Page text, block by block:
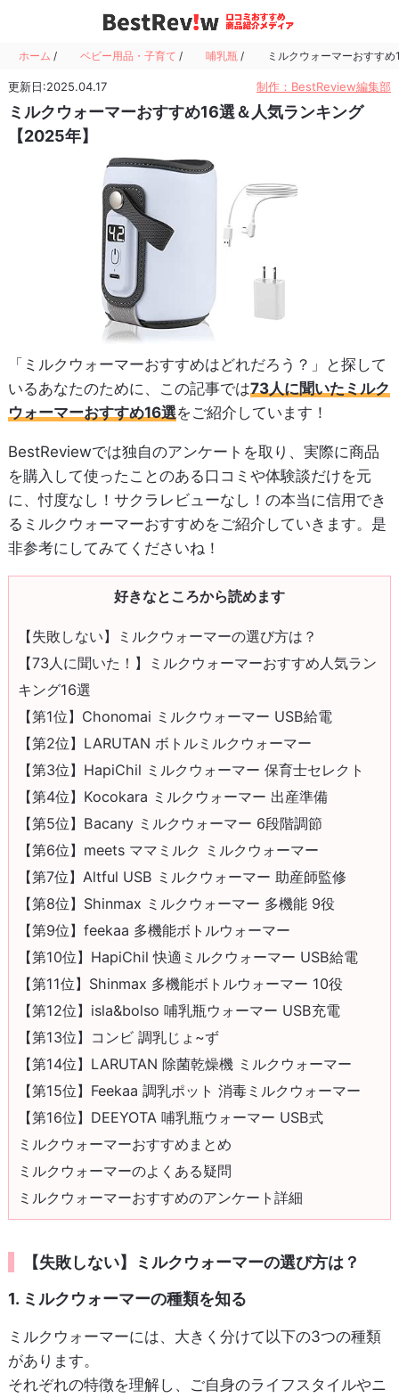
ホーム / ベビー用品・子育て / 哺乳瓶 / ミルクウォーマーおすす
更新日:2025.04.17 制作：BestReview編集部
ミルクウォーマーおすすめ16選＆人気ランキング
【2025年】
「ミルクウォーマーおすすめはどれだろう？」と探して
いるあなたのために、この記事では73人に聞いたミルク
ウォーマーおすすめ16選をご紹介しています！
BestReviewでは独自のアンケートを取り、実際に商品
を購入して使ったことのある口コミや体験談だけを元
に、忖度なし！サクラレビューなし！の本当に信用でき
るミルクウォーマーおすすめをご紹介していきます。是
非参考にしてみてくださいね！
好きなところから読めます
【失敗しない】ミルクウォーマーの選び方は？
【73人に聞いた！】ミルクウォーマーおすすめ人気ラン
キング16選
【第1位】Chonomai ミルクウォーマー USB給電
【第2位】LARUTAN ボトルミルクウォーマー
【第3位】HapiChil ミルクウォーマー 保育士セレクト
【第4位】Kocokara ミルクウォーマー 出産準備
【第5位】Bacany ミルクウォーマー 6段階調節
【第6位】meets ママミルク ミルクウォーマー
【第7位】Altful USB ミルクウォーマー 助産師監修
【第8位】Shinmax ミルクウォーマー 多機能 9役
【第9位】feekaa 多機能ボトルウォーマー
【第10位】HapiChil 快適ミルクウォーマー USB給電
【第11位】Shinmax 多機能ボトルウォーマー 10役
【第12位】isla&bolso 哺乳瓶ウォーマー USB充電
【第13位】コンビ 調乳じょ~ず
【第14位】LARUTAN 除菌乾燥機 ミルクウォーマー
【第15位】Feekaa 調乳ポット 消毒ミルクウォーマー
【第16位】DEEYOTA 哺乳瓶ウォーマー USB式
ミルクウォーマーおすすめまとめ
ミルクウォーマーのよくある疑問
ミルクウォーマーおすすめのアンケート詳細
【失敗しない】ミルクウォーマーの選び方は？
1. ミルクウォーマーの種類を知る
ミルクウォーマーには、大きく分けて以下の3つの種類
があります。
それぞれの特徴を理解し、ご自身のライフスタイルやニ